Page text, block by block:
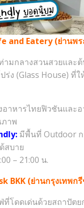
and Eatery (ย่านพ
ามกลางสวนสวยและ
ร่ง (Glass House) ที่
อาหารไทยฟิวชันและ
าพ
มีพื้นที่ Outdoor ก
สบาย
– 21:00 น.
BKK (ย่านกรุงเทพก
ที่โดดเด่นด้วยสถาปัต